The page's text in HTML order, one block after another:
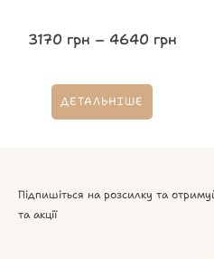
3170 грн – 4640 грн
ДЕТАЛЬНІШЕ
Підпишіться на розсилку та
та акції